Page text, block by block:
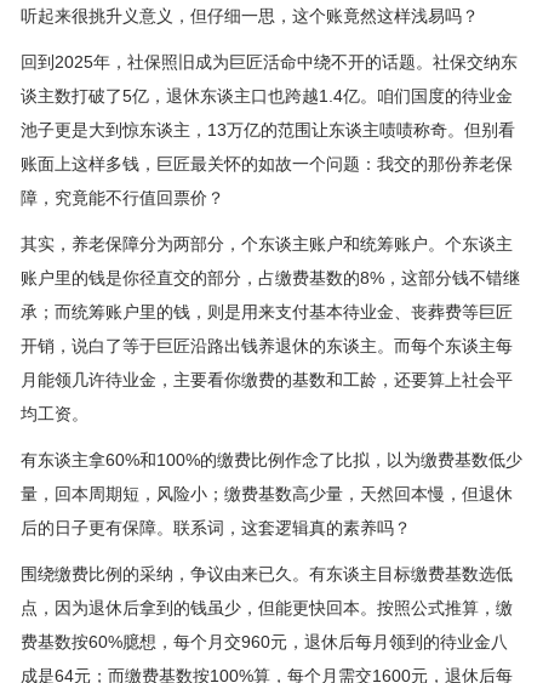
听起来很挑升义意义，但仔细一思，这个账竟然这样浅易吗？
回到2025年，社保照旧成为巨匠活命中绕不开的话题。社保交纳东
谈主数打破了5亿，退休东谈主口也跨越1.4亿。咱们国度的待业金
池子更是大到惊东谈主，13万亿的范围让东谈主啧啧称奇。但别看
账面上这样多钱，巨匠最关怀的如故一个问题：我交的那份养老保
障，究竟能不行值回票价？
其实，养老保障分为两部分，个东谈主账户和统筹账户。个东谈主
账户里的钱是你径直交的部分，占缴费基数的8%，这部分钱不错继
承；而统筹账户里的钱，则是用来支付基本待业金、丧葬费等巨匠
开销，说白了等于巨匠沿路出钱养退休的东谈主。而每个东谈主每
月能领几许待业金，主要看你缴费的基数和工龄，还要算上社会平
均工资。
有东谈主拿60%和100%的缴费比例作念了比拟，以为缴费基数低少
量，回本周期短，风险小；缴费基数高少量，天然回本慢，但退休
后的日子更有保障。联系词，这套逻辑真的素养吗？
围绕缴费比例的采纳，争议由来已久。有东谈主目标缴费基数选低
点，因为退休后拿到的钱虽少，但能更快回本。按照公式推算，缴
费基数按60%臆想，每个月交960元，退休后每月领到的待业金八
成是64元；而缴费基数按100%算，每个月需交1600元，退休后每